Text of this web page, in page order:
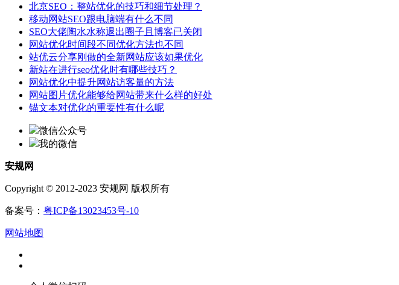
北京SEO：整站优化的技巧和细节处理？
移动网站SEO跟电脑端有什么不同
SEO大佬陶水水称退出圈子且博客已关闭
网站优化时间段不同优化方法也不同
站优云分享刚做的全新网站应该如果优化
新站在进行seo优化时有哪些技巧？
网站优化中提升网站访客量的方法
网站图片优化能够给网站带来什么样的好处
锚文本对优化的重要性有什么呢
微信公众号
我的微信
安规网
Copyright © 2012-2023 安规网 版权所有
备案号： 粤ICP备13023453号-10
网站地图